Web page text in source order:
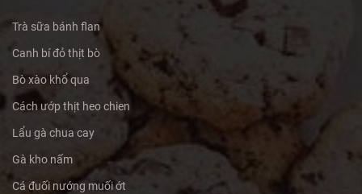
Trà sữa bánh flan
Canh bí đỏ thịt bò
Bò xào khổ qua
Cách ướp thịt heo chien
Lẩu gà chua cay
Gà kho nấm
Cá đuối nướng muối ớt